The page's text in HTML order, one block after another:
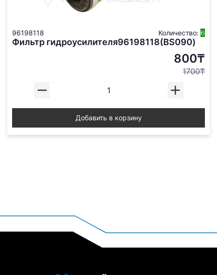
96198118 Количество: 6
Фильтр гидроусилителя96198118(BS090)
800₸
1700₸
Добавить в корзину